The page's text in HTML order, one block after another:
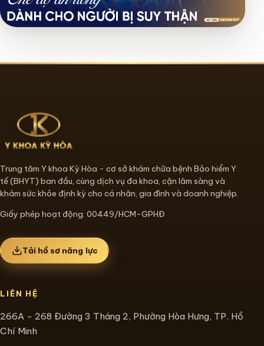
Trung tâm Y khoa Kỳ Hòa - cơ sở khám chữa bệnh Bảo hiểm Y
tế (BHYT) ban đầu, cùng dịch vụ đa khoa, cận lâm sàng và
khám sức khỏe định kỳ cho cá nhân, gia đình và doanh nghiệp.
Giấy phép hoạt động: 00449/HCM-GPHĐ
Tải hồ sơ năng lực
LIÊN HỆ
266A - 268 Đường 3 Tháng 2, Phường Hòa Hưng, TP. Hồ
Chí Minh